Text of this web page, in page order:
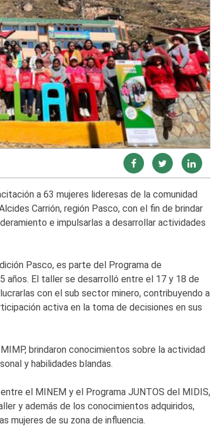
a 63 mujeres lideresas de la comunidad
Carrión, región Pasco, con el fin de brindar
e impulsarlas a desarrollar actividades
Pasco, es parte del Programa de
años. El taller se desarrolló entre el 17 y 18 de
con el sub sector minero, contribuyendo a
activa en la toma de decisiones en sus
brindaron conocimientos sobre la actividad
y habilidades blandas.
el MINEM y el Programa JUNTOS del MIDIS,
y además de los conocimientos adquiridos,
mujeres de su zona de influencia.